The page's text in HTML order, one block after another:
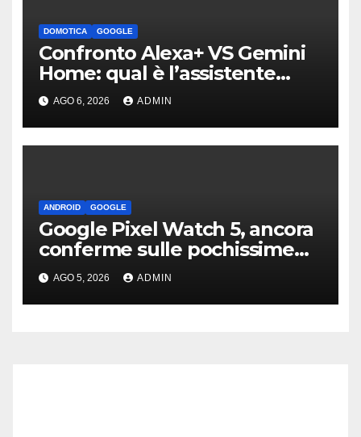
DOMOTICA GOOGLE
Confronto Alexa+ VS Gemini
Home: qual è l’assistente
migliore | Video
AGO 6, 2026 ADMIN
ANDROID GOOGLE
Google Pixel Watch 5, ancora
conferme sulle pochissime
novità hardware
AGO 5, 2026 ADMIN